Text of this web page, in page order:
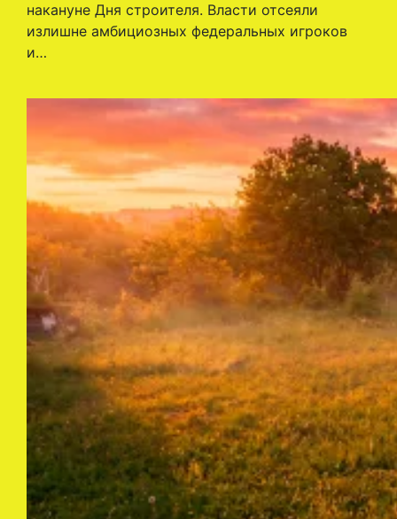
накануне Дня строителя. Власти отсеяли
излишне амбициозных федеральных игроков
и…